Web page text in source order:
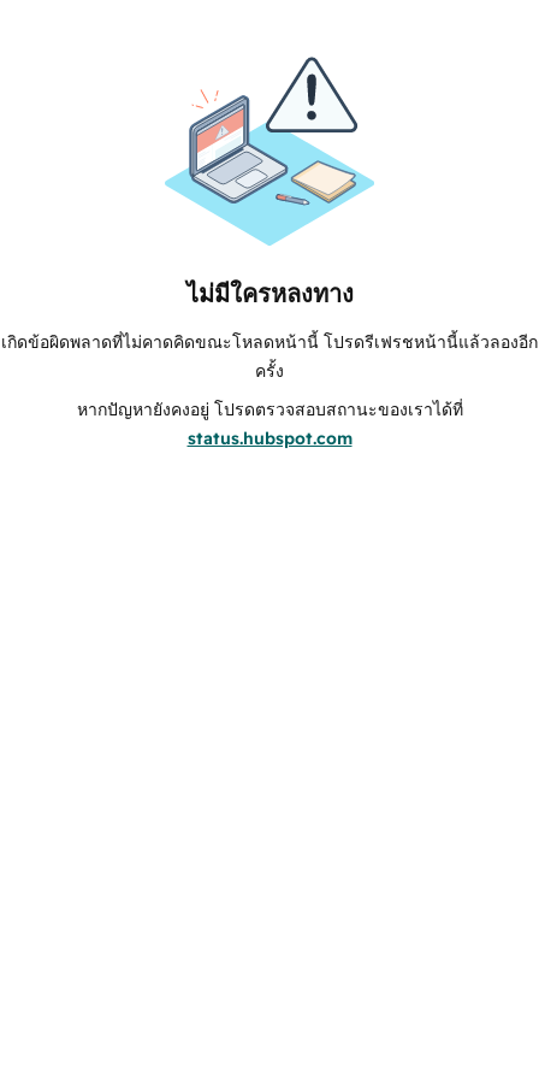
ไม่มีใครหลงทาง
เกิดข้อผิดพลาดที่ไม่คาดคิดขณะโหลดหน้านี้ โปรดรีเฟรชหน้านี้แล้วลองอีก
ครั้ง
หากปัญหายังคงอยู่ โปรดตรวจสอบสถานะของเราได้ที่
status.hubspot.com